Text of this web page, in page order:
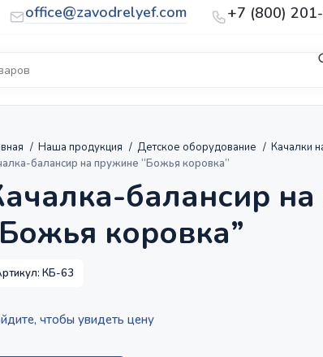
office@zavodrelyef.com +7 (800)
Наша продукция Детское оборудование
Качалки
балансир на пружине “Божья коровка”
балансир
коровка”
КБ-63
чтобы увидеть цену